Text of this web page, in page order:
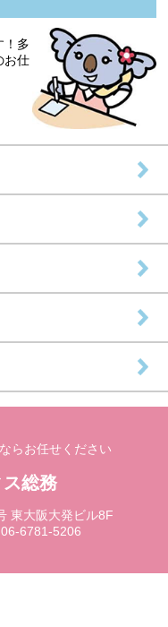
！多
お仕
らお任せください
総務
東大阪大発ビル8F
6781-5206